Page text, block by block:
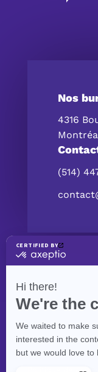
Nos
4316
(514)
©eXolnet , 2026.
Politique de